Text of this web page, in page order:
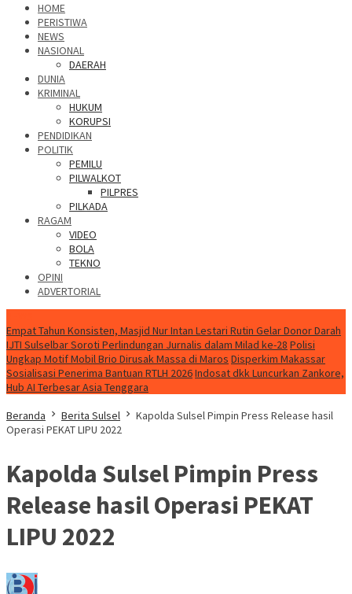
HOME
PERISTIWA
NEWS
NASIONAL
DAERAH
DUNIA
KRIMINAL
HUKUM
KORUPSI
PENDIDIKAN
POLITIK
PEMILU
PILWALKOT
PILPRES
PILKADA
RAGAM
VIDEO
BOLA
TEKNO
OPINI
ADVERTORIAL
Empat Tahun Konsisten, Masjid Nur Intan Lestari Rutin Gelar Donor Darah
IJTI Sulselbar Soroti Perlindungan Jurnalis dalam Milad ke-28 Polisi
Ungkap Motif Mobil Brio Dirusak Massa di Maros Disperkim Makassar
Sosialisasi Penerima Bantuan RTLH 2026Indosat dkk Luncurkan Zankore,
Hub AI Terbesar Asia Tenggara
Beranda
Berita Sulsel
Kapolda Sulsel Pimpin Press Release hasil
Operasi PEKAT LIPU 2022
Kapolda Sulsel Pimpin Press
Release hasil Operasi PEKAT
LIPU 2022